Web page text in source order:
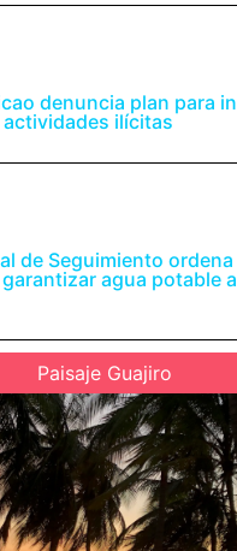
denuncia plan para
ilícitas
de Seguimiento
agua potable
Paisaje Guajiro